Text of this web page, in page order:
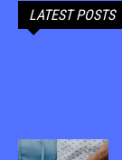
LATEST POSTS